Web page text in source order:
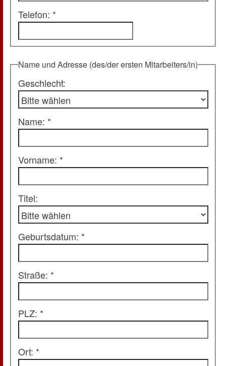
Telefon: *
Name und Adresse (des/der ersten Mitarbeiters/in)
Geschlecht:
Name: *
Vorname: *
Titel:
Geburtsdatum: *
Straße: *
PLZ: *
Ort: *